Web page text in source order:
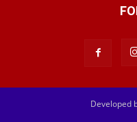
Developed